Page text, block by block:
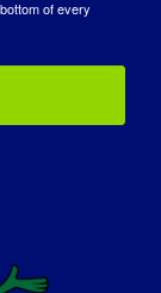
Atelier
of every